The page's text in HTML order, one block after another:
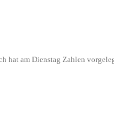
hat am Dienstag Zahlen